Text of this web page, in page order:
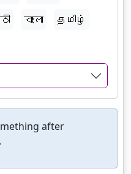
বাংলা
தமிழ்
after